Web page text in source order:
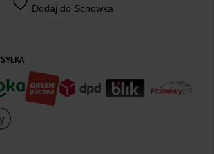
Dodaj do Schowka